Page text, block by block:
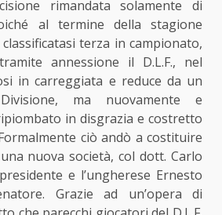
rimandata solamente di
al termine della stagione
classificatasi terza in campionato,
annessione il D.L.F., nel
in carreggiata e reduce da un
ma nuovamente e
in disgrazia e costretto
ciò andò a costituire
nuova società, col dott. Carlo
e l’ungherese Ernesto
Grazie ad un’opera di